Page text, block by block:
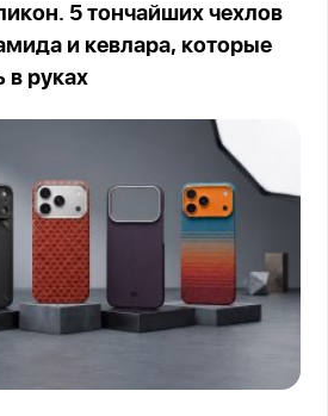
5 тончайших чехлов
и кевлара, которые
в руках